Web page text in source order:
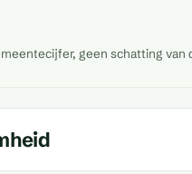
geen schatting van